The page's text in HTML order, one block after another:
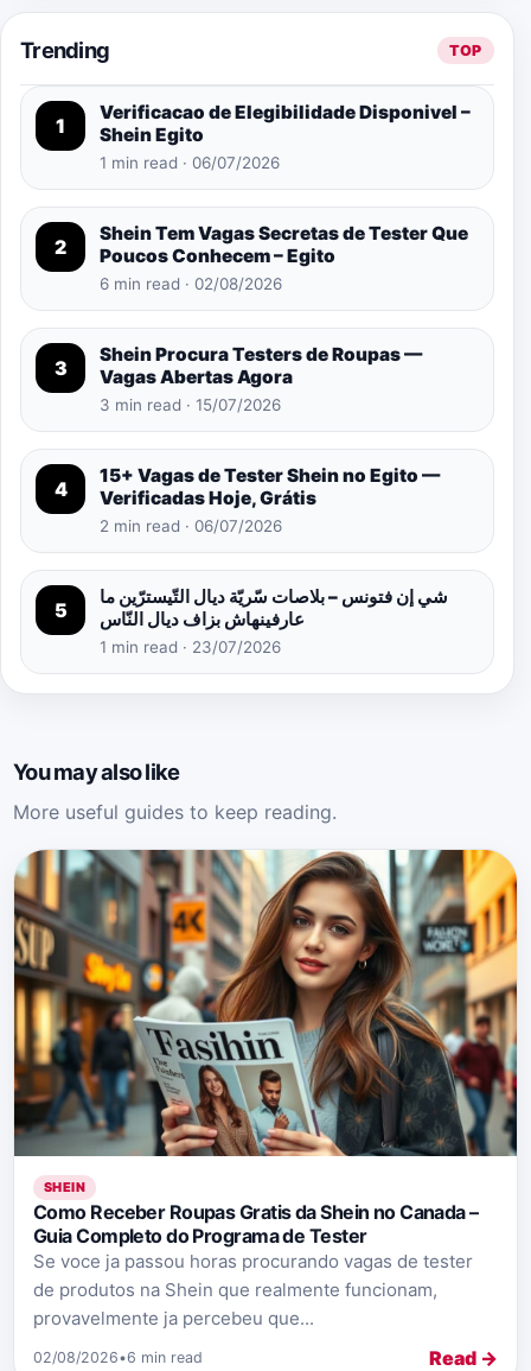
Trending TOP
1
Verificacao de Elegibilidade Disponivel –
Shein Egito
1 min read · 06/07/2026
2
Shein Tem Vagas Secretas de Tester Que
Poucos Conhecem – Egito
6 min read · 02/08/2026
3
Shein Procura Testers de Roupas —
Vagas Abertas Agora
3 min read · 15/07/2026
4
15+ Vagas de Tester Shein no Egito —
Verificadas Hoje, Grátis
2 min read · 06/07/2026
5
شي إن فتونس – بلاصات سّريّة ديال التّيسترّين ما
عارفينهاش بزاف ديال النّاس
1 min read · 23/07/2026
You may also like
More useful guides to keep reading.
SHEIN
Como Receber Roupas Gratis da Shein no Canada –
Guia Completo do Programa de Tester
Se voce ja passou horas procurando vagas de tester
de produtos na Shein que realmente funcionam,
provavelmente ja percebeu que...
02/08/2026•6 min read Read →